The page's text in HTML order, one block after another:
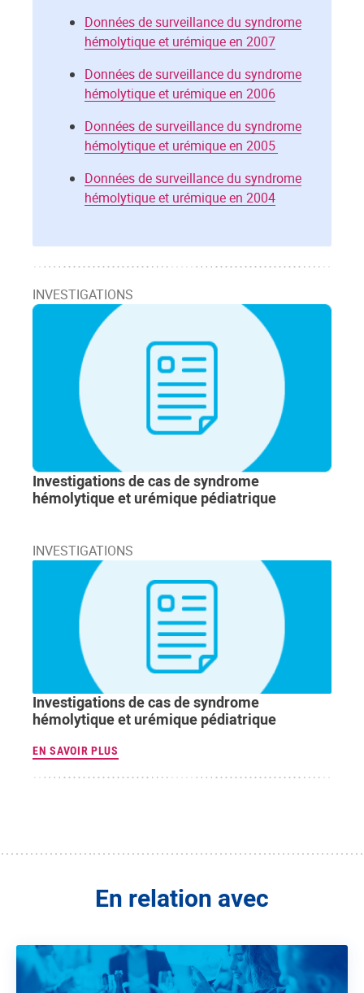
Données de surveillance du syndrome
hémolytique et urémique en 2007
Données de surveillance du syndrome
hémolytique et urémique en 2006
Données de surveillance du syndrome
hémolytique et urémique en 2005
Données de surveillance du syndrome
hémolytique et urémique en 2004
INVESTIGATIONS
Investigations de cas de syndrome
hémolytique et urémique pédiatrique
INVESTIGATIONS
Investigations de cas de syndrome
hémolytique et urémique pédiatrique
EN SAVOIR PLUS
En relation avec